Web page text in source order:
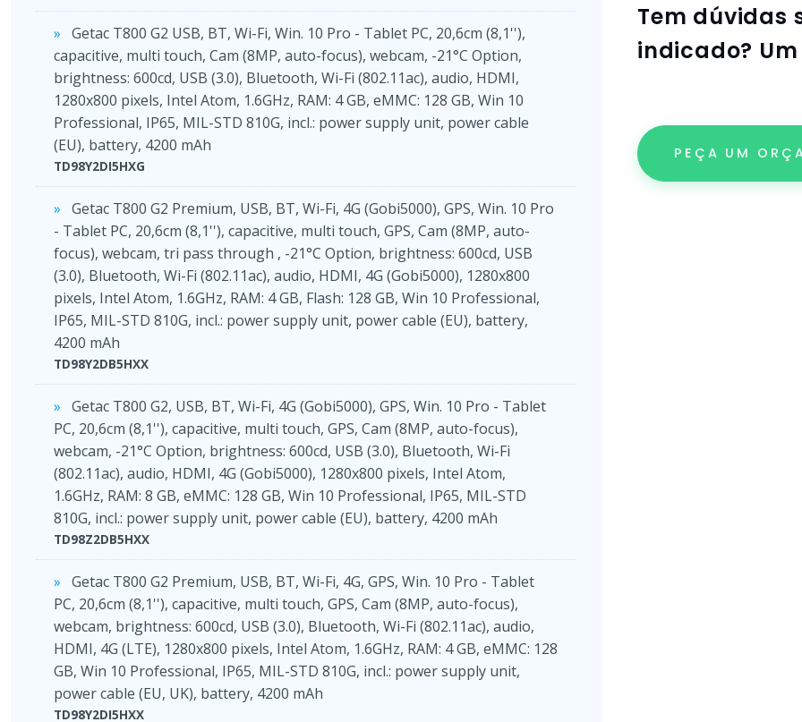
Getac T800 G2 USB, BT, Wi-Fi, Win. 10 Pro - Tablet PC, 20,6cm (8,1''),
capacitive, multi touch, Cam (8MP, auto-focus), webcam, -21°C Option,
brightness: 600cd, USB (3.0), Bluetooth, Wi-Fi (802.11ac), audio, HDMI,
1280x800 pixels, Intel Atom, 1.6GHz, RAM: 4 GB, eMMC: 128 GB, Win 10
Professional, IP65, MIL-STD 810G, incl.: power supply unit, power cable
(EU), battery, 4200 mAh
TD98Y2DI5HXG
Getac T800 G2 Premium, USB, BT, Wi-Fi, 4G (Gobi5000), GPS, Win. 10 Pro
- Tablet PC, 20,6cm (8,1''), capacitive, multi touch, GPS, Cam (8MP, auto-
focus), webcam, tri pass through , -21°C Option, brightness: 600cd, USB
(3.0), Bluetooth, Wi-Fi (802.11ac), audio, HDMI, 4G (Gobi5000), 1280x800
pixels, Intel Atom, 1.6GHz, RAM: 4 GB, Flash: 128 GB, Win 10 Professional,
IP65, MIL-STD 810G, incl.: power supply unit, power cable (EU), battery,
4200 mAh
TD98Y2DB5HXX
Getac T800 G2, USB, BT, Wi-Fi, 4G (Gobi5000), GPS, Win. 10 Pro - Tablet
PC, 20,6cm (8,1''), capacitive, multi touch, GPS, Cam (8MP, auto-focus),
webcam, -21°C Option, brightness: 600cd, USB (3.0), Bluetooth, Wi-Fi
(802.11ac), audio, HDMI, 4G (Gobi5000), 1280x800 pixels, Intel Atom,
1.6GHz, RAM: 8 GB, eMMC: 128 GB, Win 10 Professional, IP65, MIL-STD
810G, incl.: power supply unit, power cable (EU), battery, 4200 mAh
TD98Z2DB5HXX
Getac T800 G2 Premium, USB, BT, Wi-Fi, 4G, GPS, Win. 10 Pro - Tablet
PC, 20,6cm (8,1''), capacitive, multi touch, GPS, Cam (8MP, auto-focus),
webcam, brightness: 600cd, USB (3.0), Bluetooth, Wi-Fi (802.11ac), audio,
HDMI, 4G (LTE), 1280x800 pixels, Intel Atom, 1.6GHz, RAM: 4 GB, eMMC: 128
GB, Win 10 Professional, IP65, MIL-STD 810G, incl.: power supply unit,
power cable (EU, UK), battery, 4200 mAh
TD98Y2DI5HXX
Tem dúvidas
indicado?
PEÇA UM